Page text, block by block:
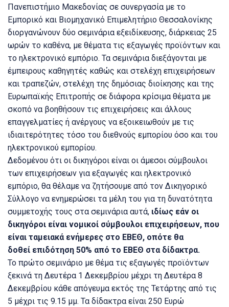
Πανεπιστήμιο Μακεδονίας σε συνεργασία με το
Εμπορικό και Βιομηχανικό Επιμελητήριο Θεσσαλονίκης
διοργανώνουν δύο σεμινάρια εξειδίκευσης, διάρκειας 25
ωρών το καθένα, με θέματα τις εξαγωγές προϊόντων και
το ηλεκτρονικό εμπόριο. Τα σεμινάρια διεξάγονται με
έμπειρους καθηγητές καθώς και στελέχη επιχειρήσεων
και τραπεζών, στελέχη της δημόσιας διοίκησης και της
Ευρωπαϊκής Επιτροπής σε διάφορα κρίσιμα θέματα με
σκοπό να βοηθήσουν τις επιχειρήσεις και άλλους
επαγγελματίες ή ανέργους να εξοικειωθούν με τις
ιδιαιτερότητες τόσο του διεθνούς εμπορίου όσο και του
ηλεκτρονικού εμπορίου.
Δεδομένου ότι οι δικηγόροι είναι οι άμεσοι σύμβουλοι
των επιχειρήσεων για εξαγωγές και ηλεκτρονικό
εμπόριο, θα θέλαμε να ζητήσουμε από τον Δικηγορικό
Σύλλογο να ενημερώσει τα μέλη του για τη δυνατότητα
συμμετοχής τους στα σεμινάρια αυτά, ιδίως εάν οι
δικηγόροι είναι νομικοί σύμβουλοι επιχειρήσεων, που
είναι ταμειακά ενήμερες στο ΕΒΕΘ, οπότε θα
δοθεί επιδότηση 50% από το ΕΒΕΘ στα δίδακτρα.
Το πρώτο σεμινάριο με θέμα τις εξαγωγές προϊόντων
ξεκινά τη Δευτέρα 1 Δεκεμβρίου μέχρι τη Δευτέρα 8
Δεκεμβρίου κάθε απόγευμα εκτός της Τετάρτης από τις
5 μέχρι τις 9.15 μμ. Τα δίδακτρα είναι 250 Ευρώ